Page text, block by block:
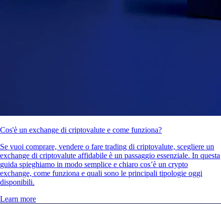
Cos'è un exchange di criptovalute e come funziona?
Se vuoi comprare, vendere o fare trading di criptovalute, scegliere un
exchange di criptovalute affidabile è un passaggio essenziale. In questa
guida spieghiamo in modo semplice e chiaro cos’è un crypto
exchange, come funziona e quali sono le principali tipologie oggi
disponibili.
Learn more